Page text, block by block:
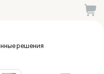
решения